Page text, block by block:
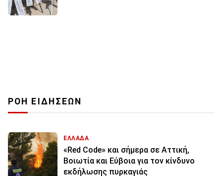
ΡΟΗ ΕΙΔΗΣΕΩΝ
ΕΛΛΑΔΑ
«Red Code» και σήμερα σε Αττική,
Βοιωτία και Εύβοια για τον κίνδυνο
εκδήλωσης πυρκαγιάς